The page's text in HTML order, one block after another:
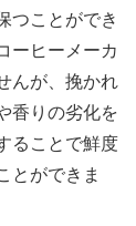
つことができ
ーヒーメーカ
んが、挽かれ
香りの劣化を
ることで鮮度
とができま